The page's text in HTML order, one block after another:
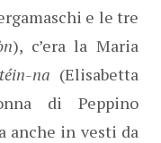
e le tre
), c’era la Maria
na (Elisabetta
di Peppino
anche in vesti da